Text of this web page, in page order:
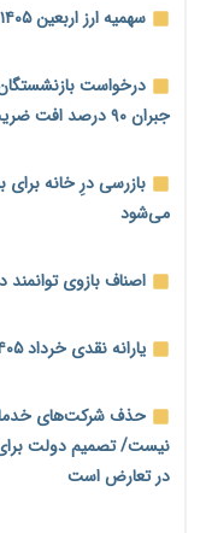
خانه کارگر قزوین:
می‌شود
رئیس سازمان امور
مالیات هستند
کاهش می‌یابد
اختیارات جدید
پایان شهریور ابلاغ شد
سهمیه ارز اربعین ۱۴۰۵ اعلام شد؛ ۲۰۰ هزار دینار برای هر زائر
درخواست
جبران ۹۰ درصد افت ضریب زمان برقراری
بازرسی درِ خانه
می‌شود
اصناف بازوی
یارانه نقدی خرداد ۱۴۰۵ دهک‌های چهارم تا نهم واریز شد
حذف شرکت‌های
نیست/ تصمیم دولت
در تعارض است